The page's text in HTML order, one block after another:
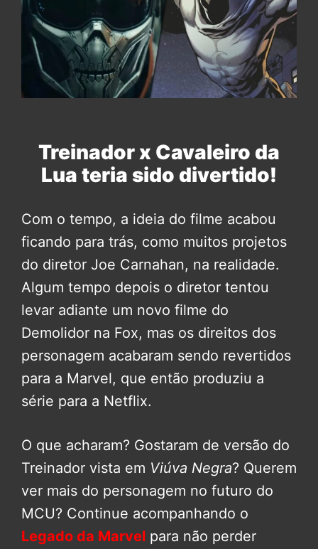
Treinador x Cavaleiro da
Lua teria sido divertido!
Com o tempo, a ideia do filme acabou
ficando para trás, como muitos projetos
do diretor Joe Carnahan, na realidade.
Algum tempo depois o diretor tentou
levar adiante um novo filme do
Demolidor na Fox, mas os direitos dos
personagem acabaram sendo revertidos
para a Marvel, que então produziu a
série para a Netflix.
O que acharam? Gostaram de versão do
Treinador vista em Viúva Negra? Querem
ver mais do personagem no futuro do
MCU? Continue acompanhando o
Legado da Marvel para não perder